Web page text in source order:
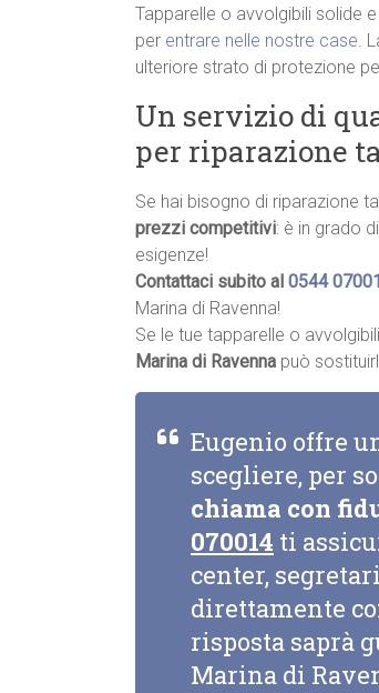
Tapparelle o avvolgibili solide
per entrare nelle nostre case.
ulteriore strato di protezione
Un servizio di
per riparazione
Se hai bisogno di riparazione
prezzi competitivi: è in grado
esigenze!
Contattaci subito al 0544
Marina di Ravenna!
Se le tue tapparelle o
Marina di Ravenna può
Eugenio offre
scegliere, per
chiama con
070014 ti
center,
direttamente
risposta saprà
Marina di